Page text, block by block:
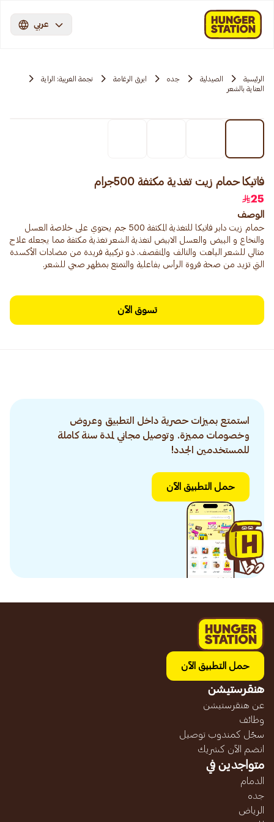
عربي
الرئيسية الصيدلية جده ابرق الرغامة
نجمة الغربية: الراية
العناية بالشعر
فاتيكا حمام زيت تغذية مكثفة 500جرام
25
الوصف
حمام زيت دابر فاتيكا للتغذية المكثفة 500 جم يحتوي على خلاصة العسل
والنخاع و البيض والعسل الابيض لتغذية الشعر تغذية مكثفة مما يجعله علاج
مثالي للشعر الباهت والتالف والمتقصف. ذو تركيبة فريدة من مضادات الأكسدة
التي تزيد من صحة فروة الرأس بفاعلية والتمتع بمظهر صحي للشعر.
تسوق الآن
استمتع بميزات حصرية داخل التطبيق وعروض
وخصومات مميزة. وتوصيل مجاني لمدة سنة كاملة
للمستخدمين الجدد!
حمل التطبيق الآن
حمل التطبيق الآن
هنقرستيشن
عن هنقرستيشن
وظائف
سجّل كمندوب توصيل
انضم الآن كشريك
متواجدين في
الدمام
جده
الرياض